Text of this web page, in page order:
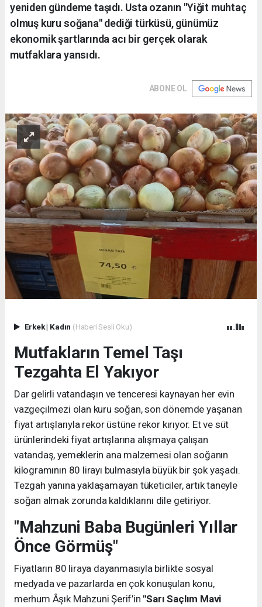
yeniden gündeme taşıdı. Usta ozanın "Yiğit muhtaç
olmuş kuru soğana" dediği türküsü, günümüz
ekonomik şartlarında acı bir gerçek olarak
mutfaklara yansıdı.
ABONE OL
Erkek| Kadın (Haberi Sesli Oku)
Mutfakların Temel Taşı
Tezgahta El Yakıyor
Dar gelirli vatandaşın ve tenceresi kaynayan her evin
vazgeçilmezi olan kuru soğan, son dönemde yaşanan
fiyat artışlarıyla rekor üstüne rekor kırıyor. Et ve süt
ürünlerindeki fiyat artışlarına alışmaya çalışan
vatandaş, yemeklerin ana malzemesi olan soğanın
kilogramının 80 lirayı bulmasıyla büyük bir şok yaşadı.
Tezgah yanına yaklaşamayan tüketiciler, artık taneyle
soğan almak zorunda kaldıklarını dile getiriyor.
"Mahzuni Baba Bugünleri Yıllar
Önce Görmüş"
Fiyatların 80 liraya dayanmasıyla birlikte sosyal
medyada ve pazarlarda en çok konuşulan konu,
merhum Âşık Mahzuni Şerif’in "Sarı Saçlım Mavi